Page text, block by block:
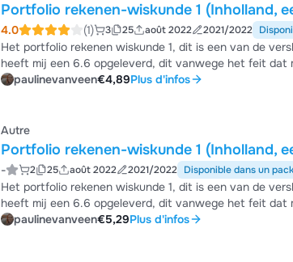
Portfolio rekenen-wiskunde 1 (Inholland,
4.0 (1) 3 25 août 2022 2021/2022
Het portfolio rekenen wiskunde 1, dit is een van de
heeft mij een 6.6 opgeleverd, dit vanwege het feit dat
gegeven lessen. Het dieper ingaan op de verschillende
paulinevanveen€4,89Plus d'infos
Autre
Portfolio rekenen-wiskunde 1 (Inholland,
- 2 25 août 2022 2021/2022 Disponible dans un pack
Het portfolio rekenen wiskunde 1, dit is een van de
heeft mij een 6.6 opgeleverd, dit vanwege het feit dat
gegeven lessen. Het dieper ingaan op de verschillende
paulinevanveen€5,29Plus d'infos